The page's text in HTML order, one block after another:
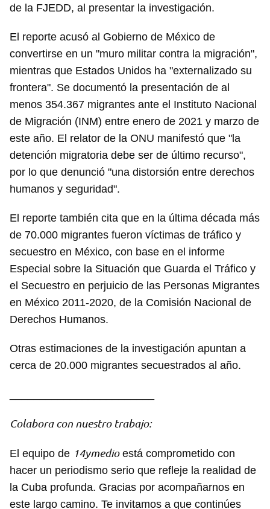
de la FJEDD, al presentar la investigación.
El reporte acusó al Gobierno de México de
convertirse en un "muro militar contra la migración",
mientras que Estados Unidos ha "externalizado su
frontera". Se documentó la presentación de al
menos 354.367 migrantes ante el Instituto Nacional
de Migración (INM) entre enero de 2021 y marzo de
este año. El relator de la ONU manifestó que "la
detención migratoria debe ser de último recurso",
por lo que denunció "una distorsión entre derechos
humanos y seguridad".
El reporte también cita que en la última década más
de 70.000 migrantes fueron víctimas de tráfico y
secuestro en México, con base en el informe
Especial sobre la Situación que Guarda el Tráfico y
el Secuestro en perjuicio de las Personas Migrantes
en México 2011-2020, de la Comisión Nacional de
Derechos Humanos.
Otras estimaciones de la investigación apuntan a
cerca de 20.000 migrantes secuestrados al año.
Colabora con nuestro trabajo:
El equipo de 14ymedioestá comprometido con
hacer un periodismo serio que refleje la realidad de
la Cuba profunda. Gracias por acompañarnos en
este largo camino. Te invitamos a que continúes